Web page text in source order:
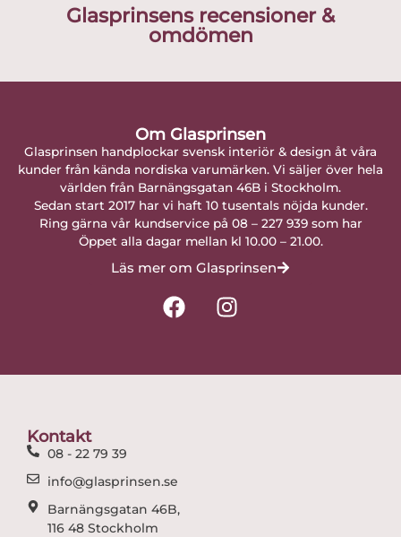
Glasprinsens recensioner &
omdömen
Om Glasprinsen
Glasprinsen handplockar svensk interiör & design åt våra
kunder från kända nordiska varumärken. Vi säljer över hela
världen från Barnängsgatan 46B i Stockholm.
Sedan start 2017 har vi haft 10 tusentals nöjda kunder.
Ring gärna vår kundservice på 08 – 227 939 som har
Öppet alla dagar mellan kl 10.00 – 21.00.
Läs mer om Glasprinsen
F
a
I
n
Kontakt
08 - 22 79 39
info@glasprinsen.se
Barnängsgatan 46B,
116 48 Stockholm